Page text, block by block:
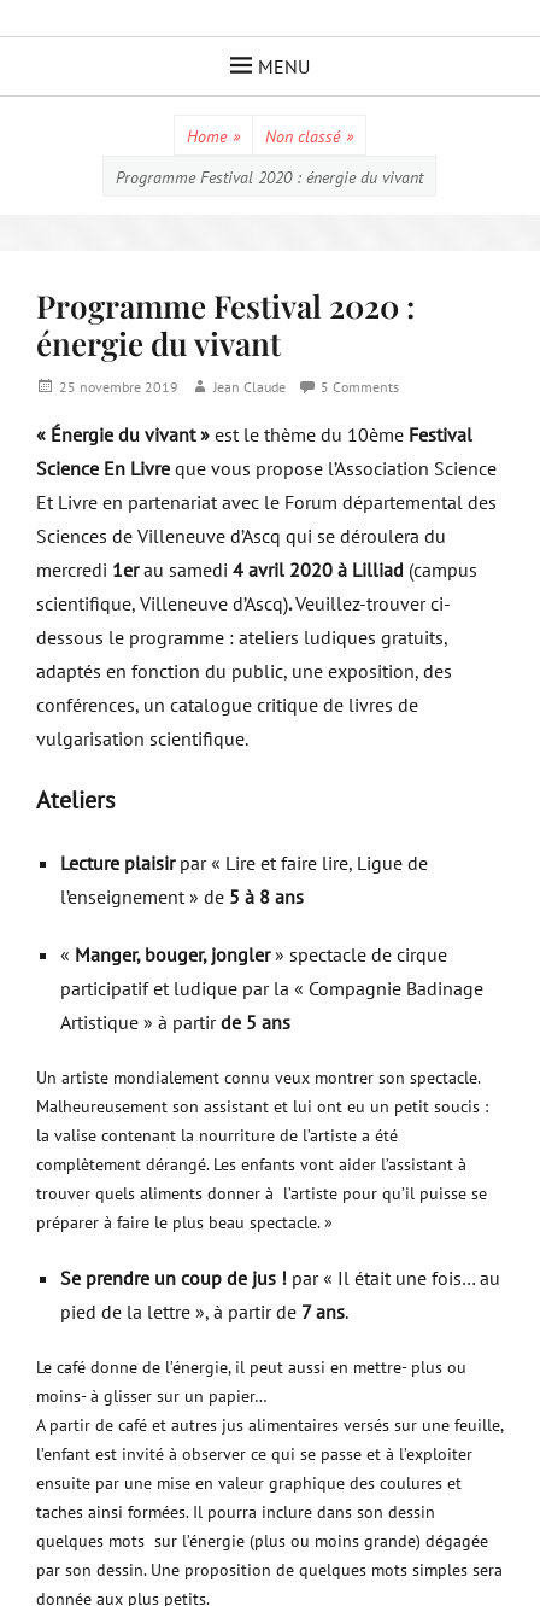
MENU
Home » Non classé »
Programme Festival 2020 : énergie du vivant
Programme Festival 2020 :
énergie du vivant
Posted25 novembre 2019 AuthorJean Claude 5 Comments
« Énergie du vivant » est le thème du 10ème Festival
Science En Livre que vous propose l’Association Science
Et Livre en partenariat avec le Forum départemental des
Sciences de Villeneuve d’Ascq qui se déroulera du
mercredi 1erau samedi 4 avril 2020 à Lilliad (campus
scientifique, Villeneuve d’Ascq).Veuillez-trouver ci-
dessous le programme : ateliers ludiques gratuits,
adaptés en fonction du public, une exposition, des
conférences, un catalogue critique de livres de
vulgarisation scientifique.
Ateliers
Lecture plaisirpar « Lire et faire lire, Ligue de
l’enseignement » de 5 à 8 ans
« Manger, bouger, jongler» spectacle de cirque
participatif et ludique par la « Compagnie Badinage
Artistique » à partirde 5 ans
Un artiste mondialement connu veux montrer son spectacle.
Malheureusement son assistant et lui ont eu un petit soucis :
la valise contenant la nourriture de l’artiste a été
complètement dérangé. Les enfants vont aider l’assistant à
trouver quels aliments donner à l’artiste pour qu’il puisse se
préparer à faire le plus beau spectacle. »
Se prendre un coup de jus ! par « Il était une fois… au
pied de la lettre », à partir de 7 ans.
Le café donne de l’énergie, il peut aussi en mettre- plus ou
moins- à glisser sur un papier…
A partir de café et autres jus alimentaires versés sur une feuille,
l’enfant est invité à observer ce qui se passe et à l’exploiter
ensuite par une mise en valeur graphique des coulures et
taches ainsi formées. Il pourra inclure dans son dessin
quelques mots sur l’énergie (plus ou moins grande) dégagée
par son dessin. Une proposition de quelques mots simples sera
donnée aux plus petits.